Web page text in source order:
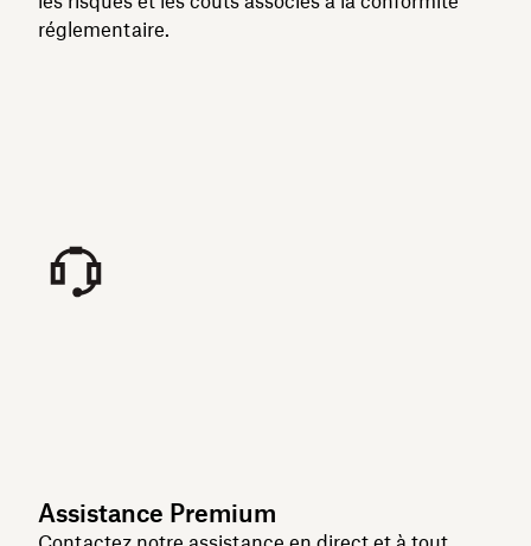
réglementaire.
Assistance Premium